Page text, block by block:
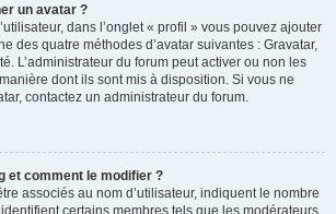
un avatar ?
dans l’onglet « profil » vous pouvez ajouter
des quatre méthodes d’avatar suivantes : Gravatar,
L’administrateur du forum peut activer ou non les
dont ils sont mis à disposition. Si vous ne
contactez un administrateur du forum.
et comment le modifier ?
associés au nom d’utilisateur, indiquent le nombre
certains membres tels que les modérateurs